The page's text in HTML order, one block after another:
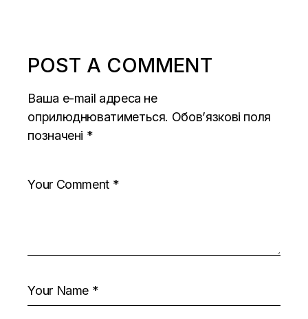
POST A COMMENT
Ваша e-mail адреса не
оприлюднюватиметься. Обов’язкові поля
позначені *